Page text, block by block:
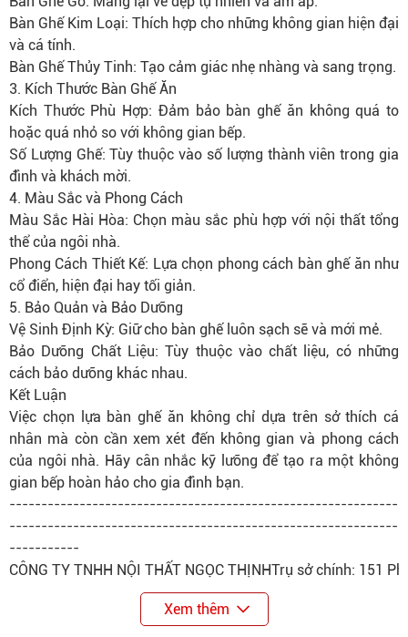
Bàn Ghế Kim Loại: Thích hợp cho những không gian hiện đại
và cá tính.
Bàn Ghế Thủy Tinh: Tạo cảm giác nhẹ nhàng và sang trọng.
3. Kích Thước Bàn Ghế Ăn
Kích Thước Phù Hợp: Đảm bảo bàn ghế ăn không quá to
hoặc quá nhỏ so với không gian bếp.
Số Lượng Ghế: Tùy thuộc vào số lượng thành viên trong gia
đình và khách mời.
4. Màu Sắc và Phong Cách
Màu Sắc Hài Hòa: Chọn màu sắc phù hợp với nội thất tổng
thể của ngôi nhà.
Phong Cách Thiết Kế: Lựa chọn phong cách bàn ghế ăn như
cổ điển, hiện đại hay tối giản.
5. Bảo Quản và Bảo Dưỡng
Vệ Sinh Định Kỳ: Giữ cho bàn ghế luôn sạch sẽ và mới mẻ.
Bảo Dưỡng Chất Liệu: Tùy thuộc vào chất liệu, có những
cách bảo dưỡng khác nhau.
Kết Luận
Việc chọn lựa bàn ghế ăn không chỉ dựa trên sở thích cá
nhân mà còn cần xem xét đến không gian và phong cách
của ngôi nhà. Hãy cân nhắc kỹ lưỡng để tạo ra một không
gian bếp hoàn hảo cho gia đình bạn.
-------------------------------------------------------------
-------------------------------------------------------------
-----------
CÔNG TY TNHH NỘI THẤT NGỌC THỊNHTrụ sở chính:
Xem thêm